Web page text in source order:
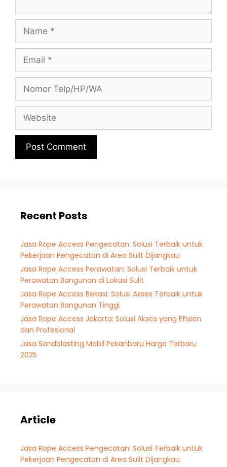
Recent Posts
Jasa Rope Access Pengecatan: Solusi Terbaik untuk
Pekerjaan Pengecatan di Area Sulit Dijangkau
Jasa Rope Access Perawatan: Solusi Terbaik untuk
Perawatan Bangunan di Lokasi Sulit
Jasa Rope Access Bekasi: Solusi Akses Terbaik untuk
Perawatan Bangunan Tinggi
Jasa Rope Access Jakarta: Solusi Akses yang Efisien
dan Profesional
Jasa Sandblasting Mobil Pekanbaru Harga Terbaru
2025
Article
Jasa Rope Access Pengecatan: Solusi Terbaik untuk
Pekerjaan Pengecatan di Area Sulit Dijangkau